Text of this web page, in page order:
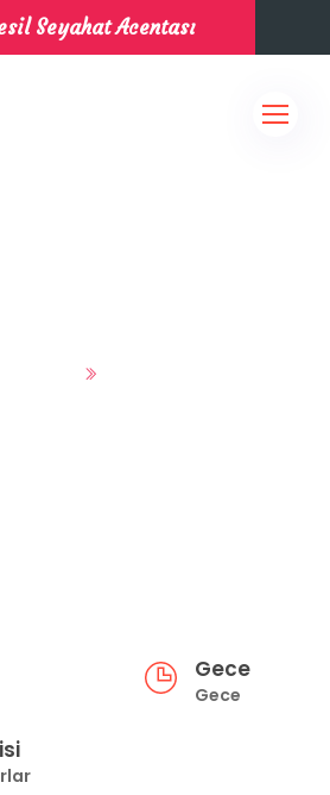
Seyahat Acentası
Gece
Gece